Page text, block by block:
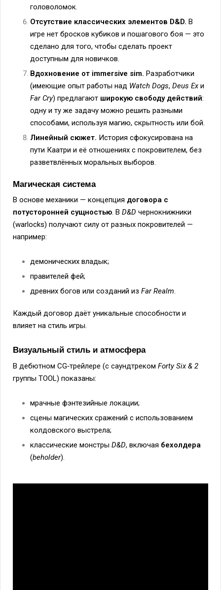
головоломок.
Отсутствие классических элементов D&D. В
игре нет бросков кубиков и пошагового боя — это
сделано для того, чтобы сделать проект
доступным для новичков.
Вдохновение от immersive sim. Разработчики
(имеющие опыт работы над Watch Dogs, Deus Exи
Far Cry) предлагают широкую свободу действий:
одну и ту же задачу можно решить разными
способами, используя магию, скрытность или бой.
Линейный сюжет. История сфокусирована на
пути Каатри и её отношениях с покровителем, без
разветвлённых моральных выборов.
Магическая система
В основе механики — концепция договора с
потусторонней сущностью. В D&D чернокнижники
(warlocks) получают силу от разных покровителей —
например:
демонических владык;
правителей фей;
древних богов или созданий из Far Realm.
Каждый договор даёт уникальные способности и
влияет на стиль игры.
Визуальный стиль и атмосфера
В дебютном CG‑трейлере (с саундтреком Forty Six & 2
группы TOOL) показаны:
мрачные фэнтезийные локации;
сцены магических сражений с использованием
колдовского выстрела;
классические монстры D&D, включая бехолдера
(beholder).